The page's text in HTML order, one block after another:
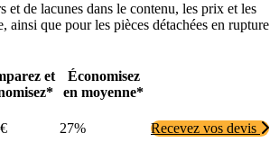
et de lacunes dans le contenu, les prix et les
ainsi que pour les pièces détachées en rupture
et
Économisez
en moyenne*
27% Recevez vos devis